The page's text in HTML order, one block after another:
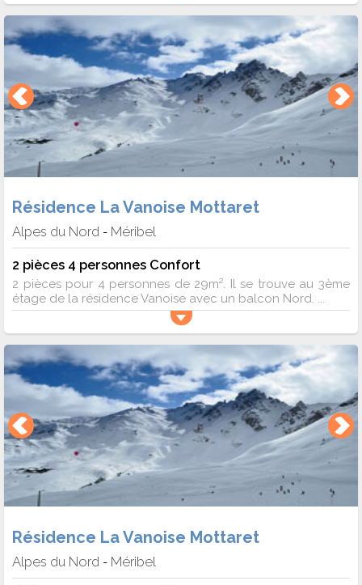
Résidence La Vanoise Mottaret
Alpes du Nord - Méribel
2 pièces 4 personnes Confort
2 pièces pour 4 personnes de 29m². Il se trouve au 3ème
étage de la résidence Vanoise avec un balcon Nord. ...
Résidence La Vanoise Mottaret
Alpes du Nord - Méribel